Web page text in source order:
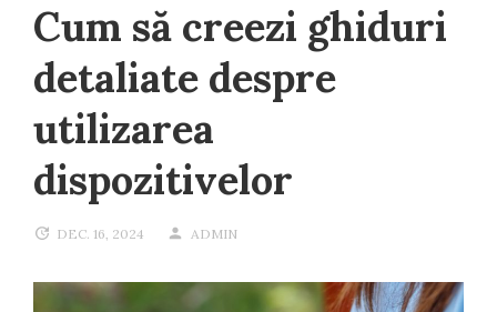
Cum să creezi ghiduri
detaliate despre
utilizarea
dispozitivelor
DEC. 16, 2024 ADMIN